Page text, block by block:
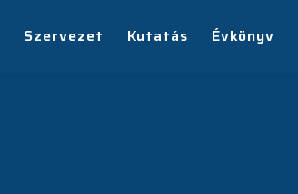
Szervezet Kutatás Évkönyv